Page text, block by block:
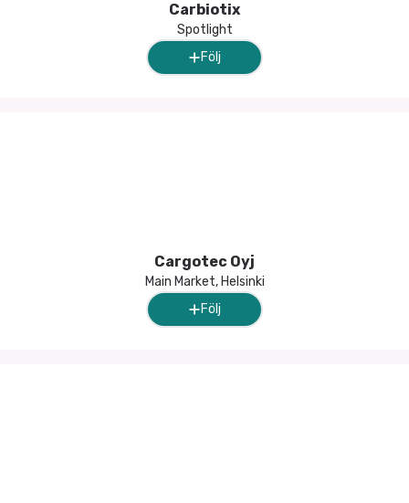
Carbiotix
Spotlight
Följ
Cargotec Oyj
Main Market, Helsinki
Följ